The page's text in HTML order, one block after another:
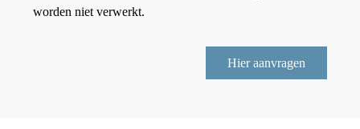
worden niet verwerkt.
Hier aanvragen